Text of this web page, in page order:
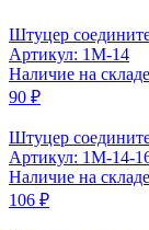
Штуцер
Артикул: 1M-14
Наличие на
90 ₽
Штуцер
Артикул: 1M-14-
Наличие на
106 ₽